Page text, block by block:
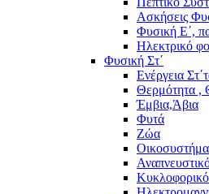
Ασκήσεις
Φυσική Ε΄,
Ηλεκτρικό
Φυσική Στ΄
Ενέργεια
Θερμότητα ,
Έμβια,Άβια
Φυτά
Ζώα